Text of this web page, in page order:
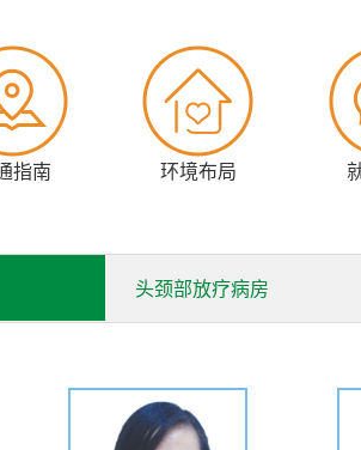
指南 环境布局
头颈部放疗病房